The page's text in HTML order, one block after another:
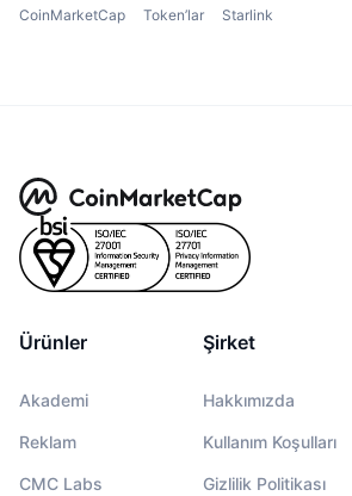
CoinMarketCap Token’lar Starlink
Ürünler
Akademi
Reklam
CMC Labs
Şirket
Hakkımızda
Kullanım Koşulları
Gizlilik Politikası